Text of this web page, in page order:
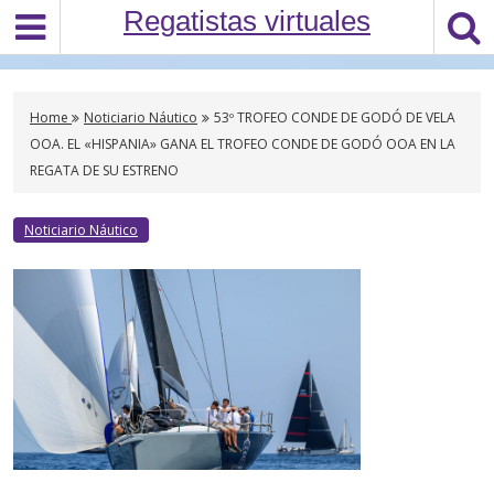
i
Regatistas virtuales
Home Noticiario Náutico
53º TROFEO CONDE DE GODÓ DE VELA
OOA. EL «HISPANIA» GANA EL TROFEO CONDE DE GODÓ OOA EN LA
REGATA DE SU ESTRENO
Noticiario Náutico